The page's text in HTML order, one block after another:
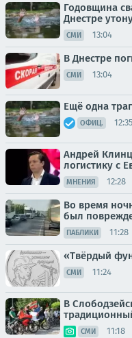
Годовщина
Днестре
СМИ 13:04
В Днестре
СМИ 13:04
Ещё одна
ОФИЦ. 12:35
Андрей
логистику с
МНЕНИЯ 12:28
Во время
был
ПАБЛИКИ 11:28
«Твёрдый
СМИ 11:24
В
СМИ 11:18